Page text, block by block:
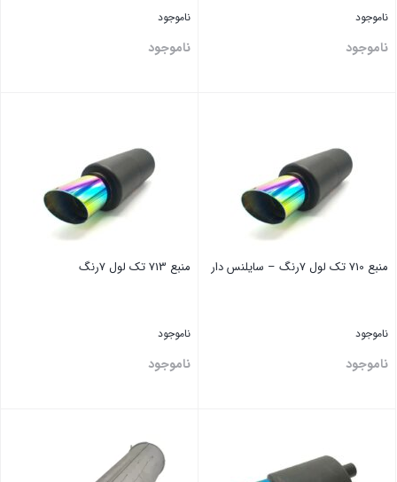
ناموجود
ناموجود
ناموجود
ناموجود
منبع 710 تک لول 7رنگ – سایلنس دار
ناموجود
ناموجود
منبع 713 تک لول 7رنگ
ناموجود
ناموجود